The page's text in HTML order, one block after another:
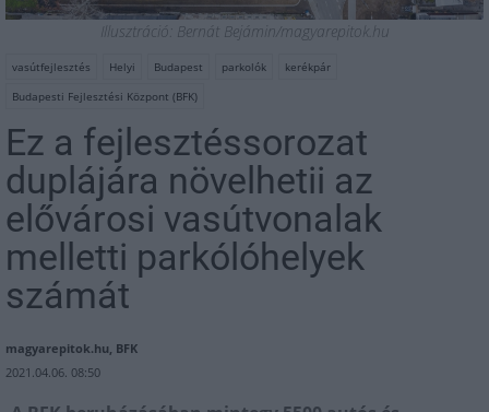
Illusztráció: Bernát Bejámin/magyarepitok.hu
vasútfejlesztés Helyi Budapest parkolók
kerékpár
Budapesti Fejlesztési Központ (BFK)
Ez a fejlesztéssorozat
duplájára növelhetii az
elővárosi vasútvonalak
melletti parkólóhelyek
számát
magyarepitok.hu, BFK
2021.04.06. 08:50